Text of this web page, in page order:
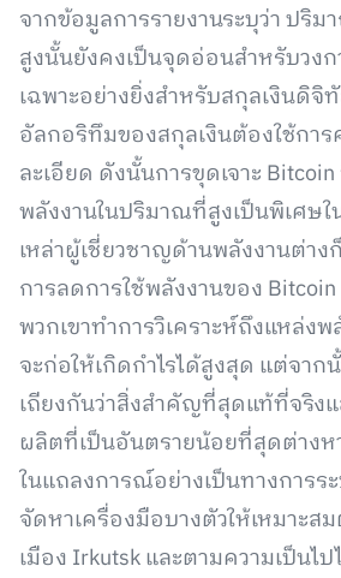
จากข้อมูลการรายงานระบุว่า ปริ
สูงนั้นยังคงเป็นจุดอ่อนสำหรับวงก
เฉพาะอย่างยิ่งสำหรับสกุลเงินดิจิ
อัลกอริทึมของสกุลเงินต้องใช้กา
ละเอียด ดังนั้นการขุดเจาะ
พลังงานในปริมาณที่สูงเป็นพิเศษใ
เหล่าผู้เชี่ยวชาญด้านพลังงานต่าง
การลดการใช้พลังงานของ
พวกเขาทำการวิเคราะห์ถึงแหล่ง
จะก่อให้เกิดกำไรได้สูงสุด แต่จา
เถียงกันว่าสิ่งสำคัญที่สุดแท้ที่จริง
ผลิตที่เป็นอันตรายน้อยที่สุดต่างห
ในแถลงการณ์อย่างเป็นทางการระ
จัดหาเครื่องมือบางตัวให้เหมาะส
เมือง Irkutsk และตามความเป็นไป